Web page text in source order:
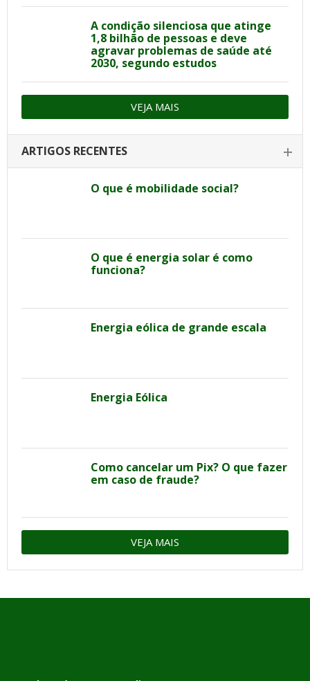
A condição silenciosa que atinge
1,8 bilhão de pessoas e deve
agravar problemas de saúde até
2030, segundo estudos
VEJA MAIS
ARTIGOS RECENTES
O que é mobilidade social?
O que é energia solar é como
funciona?
Energia eólica de grande escala
Energia Eólica
Como cancelar um Pix? O que fazer
em caso de fraude?
VEJA MAIS